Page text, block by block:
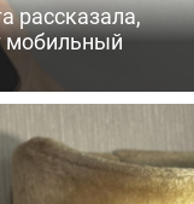
рассказала,
мобильный